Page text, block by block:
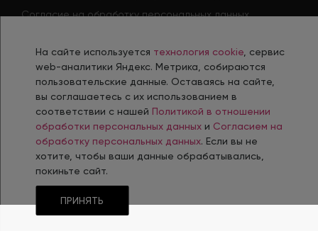
Согласие на обработку персональных данных
Политика использования файлов cookie
Согласие на получение рекламной рассылки
Разработка, сопровождение и продвижение сайтов в г. Челябинск
© 2006- 2026Интернет-Агентство INTEC
На сайте используется технология cookie , сервис
web-аналитики Яндекс. Метрика, собираются
пользовательские данные. Оставаясь на сайте,
вы соглашаетесь с их использованием в
соответствии с нашей Политикой в отношении
обработки персональных данных и Согласием на
обработку персональных данных. Если вы не
хотите, чтобы ваши данные обрабатывались,
покиньте сайт.
ПРИНЯТЬ